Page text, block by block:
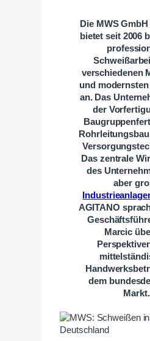
Die MWS
bietet seit 2006
verschiedenen
und
an. Das
der
Das zentrale
des
aber
AGITANO
Marcic
dem
Markt.